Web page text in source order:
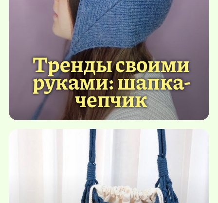
Тренды своими
руками: шапка-
чепчик